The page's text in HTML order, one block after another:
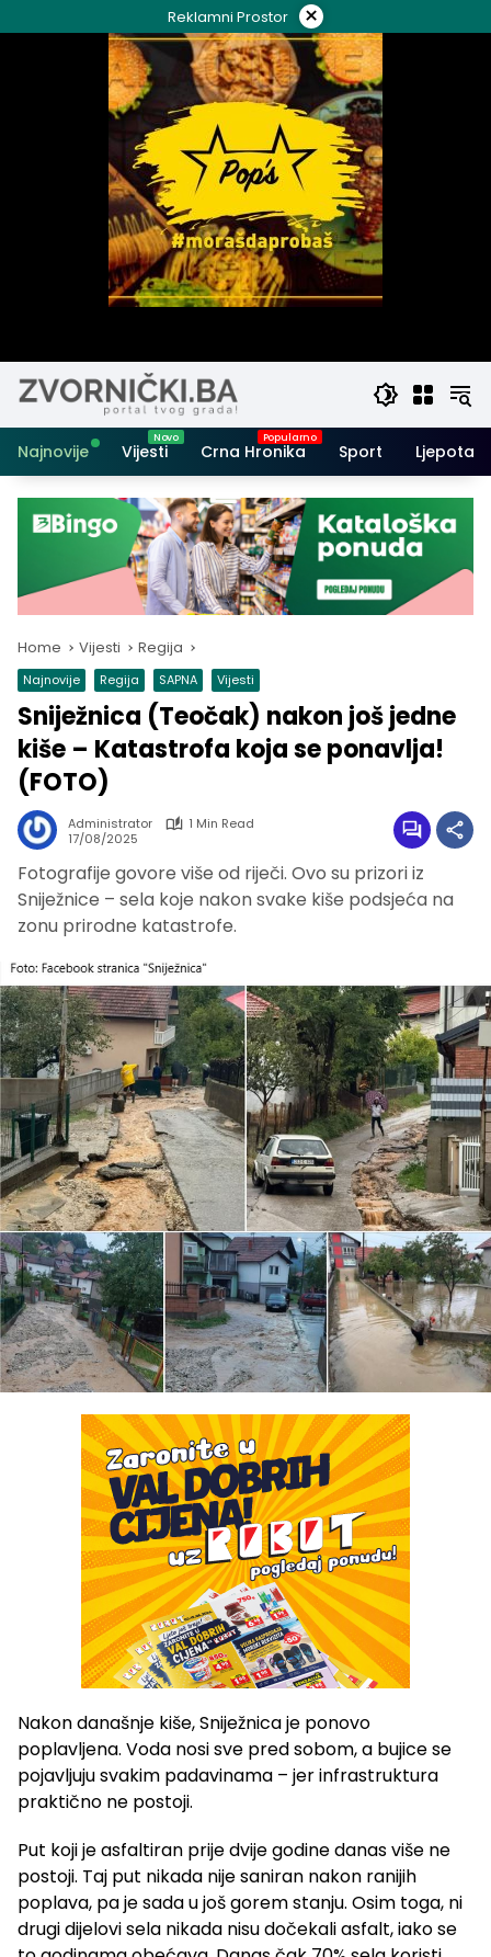
to
Reklamni Prostor ×
Najnovije Vijesti Crna Hronika Sport Ljepota i
Home Vijesti Regija
Najnovije Regija SAPNA Vijesti
Sniježnica (Teočak) nakon još jedne
kiše – Katastrofa koja se ponavlja!
(FOTO)
Administrator
1 Min Read
17/08/2025
Fotografije govore više od riječi. Ovo su prizori iz
Sniježnice – sela koje nakon svake kiše podsjeća na
zonu prirodne katastrofe.
Nakon današnje kiše, Sniježnica je ponovo
poplavljena. Voda nosi sve pred sobom, a bujice se
pojavljuju svakim padavinama – jer infrastruktura
praktično ne postoji.
Put koji je asfaltiran prije dvije godine danas više ne
postoji. Taj put nikada nije saniran nakon ranijih
poplava, pa je sada u još gorem stanju. Osim toga, ni
drugi dijelovi sela nikada nisu dočekali asfalt, iako se